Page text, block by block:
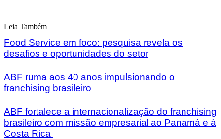
Leia Também
Food Service em foco: pesquisa revela os
desafios e oportunidades do setor
ABF ruma aos 40 anos impulsionando o
franchising brasileiro
ABF fortalece a internacionalização do franchising
brasileiro com missão empresarial ao Panamá e à
Costa Rica